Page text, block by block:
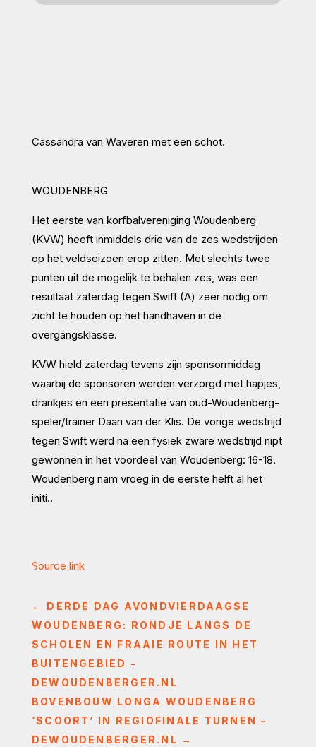
Cassandra van Waveren met een schot.
WOUDENBERG
Het eerste van korfbalvereniging Woudenberg
(KVW) heeft inmiddels drie van de zes wedstrijden
op het veldseizoen erop zitten. Met slechts twee
punten uit de mogelijk te behalen zes, was een
resultaat zaterdag tegen Swift (A) zeer nodig om
zicht te houden op het handhaven in de
overgangsklasse.
KVW hield zaterdag tevens zijn sponsormiddag
waarbij de sponsoren werden verzorgd met hapjes,
drankjes en een presentatie van oud-Woudenberg-
speler/trainer Daan van der Klis. De vorige wedstrijd
tegen Swift werd na een fysiek zware wedstrijd nipt
gewonnen in het voordeel van Woudenberg: 16-18.
Woudenberg nam vroeg in de eerste helft al het
initi..
Source link
← DERDE DAG AVONDVIERDAAGSE
WOUDENBERG: RONDJE LANGS DE
SCHOLEN EN FRAAIE ROUTE IN HET
BUITENGEBIED -
DEWOUDENBERGER.NL
BOVENBOUW LONGA WOUDENBERG
‘SCOORT’ IN REGIOFINALE TURNEN -
DEWOUDENBERGER.NL →